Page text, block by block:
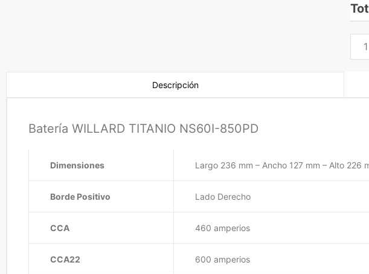
Descripción
Batería WILLARD TITANIO NS60I-850PD
Dimensiones Largo 236 mm – Ancho 127 mm – Alto 226
Borde Positivo Lado Derecho
CCA 460 amperios
CCA22 600 amperios